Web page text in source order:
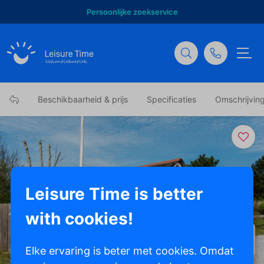
Persoonlijke zoekservice
Beschikbaarheid & prijs Specificaties
Leisure Time is better
with cookies!
Elke ervaring is beter met cookies. Omdat